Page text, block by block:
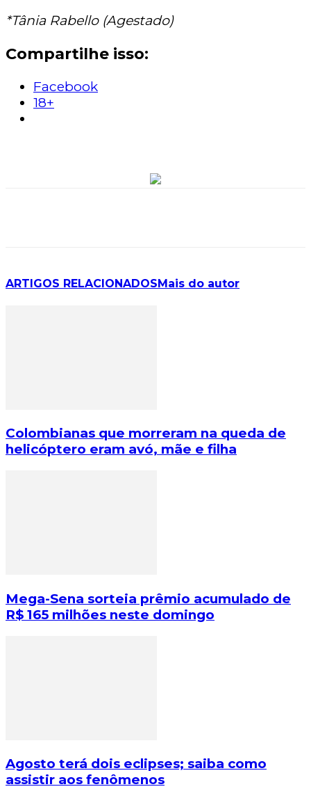
*Tânia Rabello (Agestado)
Compartilhe isso:
Facebook
18+
ARTIGOS RELACIONADOS Mais do autor
Colombianas que morreram na queda de
helicóptero eram avó, mãe e filha
Mega-Sena sorteia prêmio acumulado de
R$ 165 milhões neste domingo
Agosto terá dois eclipses; saiba como
assistir aos fenômenos